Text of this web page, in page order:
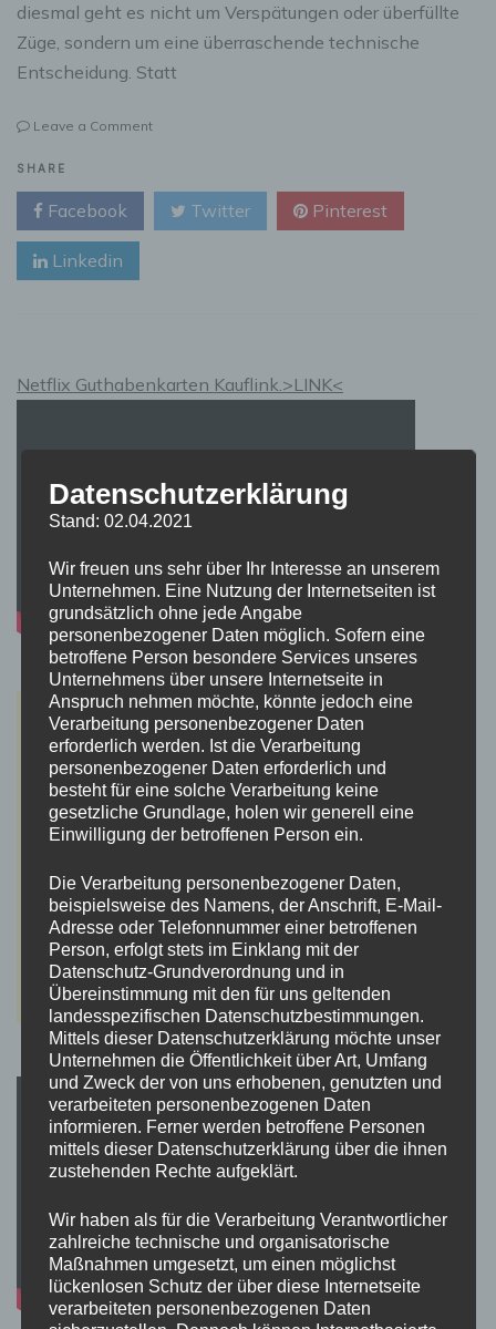
diesmal geht es nicht um Verspätungen oder überfüllte
Züge, sondern um eine überraschende technische
Entscheidung. Statt
Leave a Commenton
setzt
auf
90er-
Ende
der
Schiene?
SHARE
Facebook Twitter Pinterest
Linkedin
Netflix Guthabenkarten Kauflink.>LINK<
Datenschutzerklärung
Stand: 02.04.2021
Wir freuen uns sehr über Ihr Interesse an unserem
Unternehmen. Eine Nutzung der Internetseiten ist
grundsätzlich ohne jede Angabe
personenbezogener Daten möglich. Sofern eine
betroffene Person besondere Services unseres
Unternehmens über unsere Internetseite in
Anspruch nehmen möchte, könnte jedoch eine
Verarbeitung personenbezogener Daten
erforderlich werden. Ist die Verarbeitung
personenbezogener Daten erforderlich und
besteht für eine solche Verarbeitung keine
gesetzliche Grundlage, holen wir generell eine
Einwilligung der betroffenen Person ein.
Die Verarbeitung personenbezogener Daten,
beispielsweise des Namens, der Anschrift, E-Mail-
Adresse oder Telefonnummer einer betroffenen
Person, erfolgt stets im Einklang mit der
Datenschutz-Grundverordnung und in
Übereinstimmung mit den für uns geltenden
landesspezifischen Datenschutzbestimmungen.
Mittels dieser Datenschutzerklärung möchte unser
Unternehmen die Öffentlichkeit über Art, Umfang
und Zweck der von uns erhobenen, genutzten und
verarbeiteten personenbezogenen Daten
informieren. Ferner werden betroffene Personen
mittels dieser Datenschutzerklärung über die ihnen
zustehenden Rechte aufgeklärt.
Wir haben als für die Verarbeitung Verantwortlicher
zahlreiche technische und organisatorische
Maßnahmen umgesetzt, um einen möglichst
lückenlosen Schutz der über diese Internetseite
verarbeiteten personenbezogenen Daten